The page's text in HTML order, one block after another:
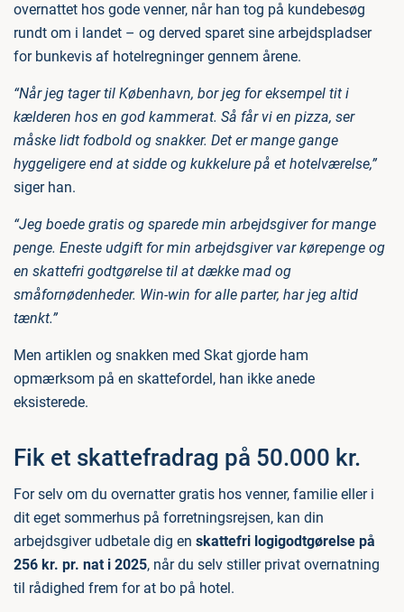
overnattet hos gode venner, når han tog på kundebesøg
rundt om i landet – og derved sparet sine arbejdspladser
for bunkevis af hotelregninger gennem årene.
“Når jeg tager til København, bor jeg for eksempel tit i
kælderen hos en god kammerat. Så får vi en pizza, ser
måske lidt fodbold og snakker. Det er mange gange
hyggeligere end at sidde og kukkelure på et hotelværelse,”
siger han.
“Jeg boede gratis og sparede min arbejdsgiver for mange
penge. Eneste udgift for min arbejdsgiver var kørepenge og
en skattefri godtgørelse til at dække mad og
småfornødenheder. Win-win for alle parter, har jeg altid
tænkt.”
Men artiklen og snakken med Skat gjorde ham
opmærksom på en skattefordel, han ikke anede
eksisterede.
Fik et skattefradrag på 50.000 kr.
For selv om du overnatter gratis hos venner, familie eller i
dit eget sommerhus på forretningsrejsen, kan din
arbejdsgiver udbetale dig en skattefri logigodtgørelse på
256 kr. pr. nat i 2025, når du selv stiller privat overnatning
til rådighed frem for at bo på hotel.